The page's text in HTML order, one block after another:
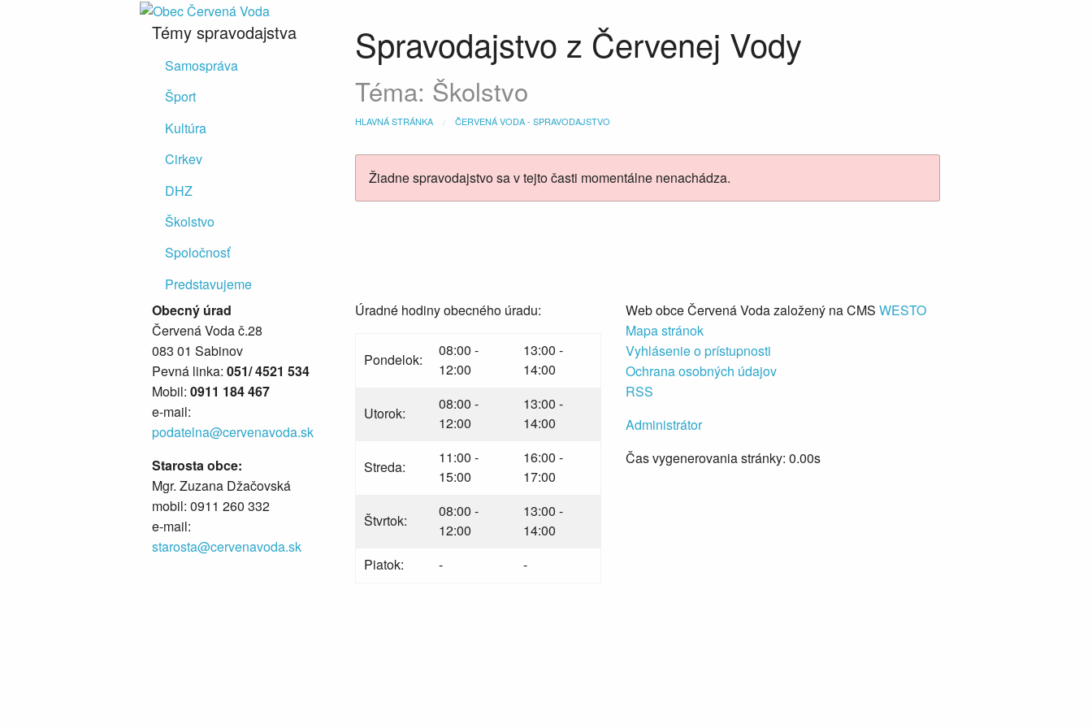
Témy spravodajstva
Samospráva
Šport
Kultúra
Cirkev
DHZ
Školstvo
Spoločnosť
Predstavujeme
Spravodajstvo z Červenej Vody
Téma: Školstvo
HLAVNÁ STRÁNKA ČERVENÁ VODA - SPRAVODAJSTVO
Žiadne spravodajstvo sa v tejto časti momentálne nenachádza.
Obecný úrad
Červená Voda č.28
083 01 Sabinov
Pevná linka: 051/ 4521 534
Mobil: 0911 184 467
e-mail:
podatelna@cervenavoda.sk
Starosta obce:
Mgr. Zuzana Džačovská
mobil: 0911 260 332
e-mail:
starosta@cervenavoda.sk
Úradné hodiny obecného úradu:
Pondelok:
08:00 -
12:00
13:00 -
14:00
Utorok:
08:00 -
12:00
13:00 -
14:00
Streda:
11:00 -
15:00
16:00 -
17:00
Štvrtok:
08:00 -
12:00
13:00 -
14:00
Piatok:
- -
Web obce Červená Voda založený na CMSWESTO
Mapa stránok
Vyhlásenie o prístupnosti
Ochrana osobných údajov
RSS
Administrátor
Čas vygenerovania stránky: 0.00s